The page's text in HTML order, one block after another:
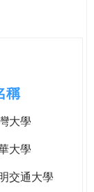
稱
大學
大學
交通大學